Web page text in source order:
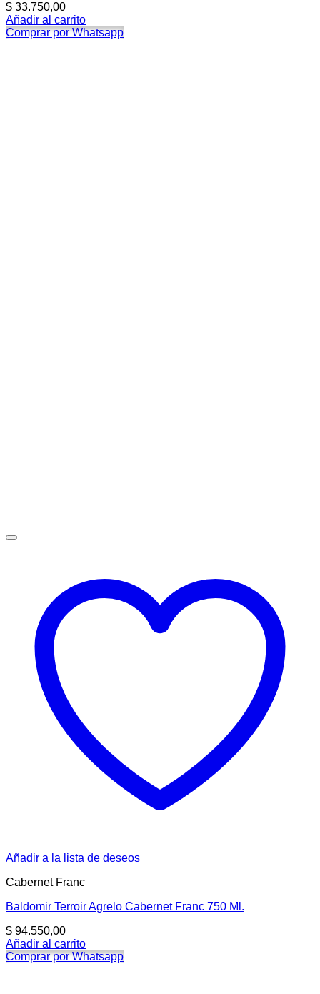
$ 33.750,00
Añadir al carrito
Comprar por Whatsapp
Añadir a la lista de deseos
Cabernet Franc
Baldomir Terroir Agrelo Cabernet Franc 750 Ml.
$ 94.550,00
Añadir al carrito
Comprar por Whatsapp